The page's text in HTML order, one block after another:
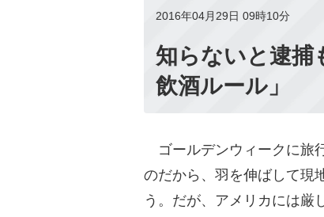
2016年04月29日 09時10分
知らないと逮
飲酒ルール」
ゴールデンウィークに旅
のだから、羽を伸ばして現
う。だが、アメリカには厳